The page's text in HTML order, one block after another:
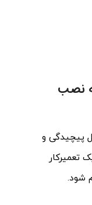
چگونه نصب
پژو 206 به دلیل پیچیدگی و
تعمیرکار
شود.